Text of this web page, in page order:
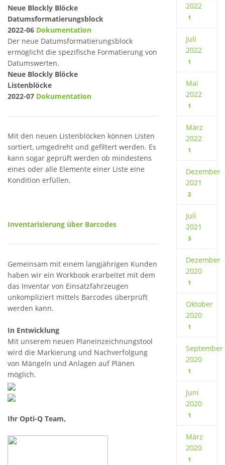
Neue Blockly Blöcke
Datumsformatierungsblock
2022-06 Dokumentation
Der neue Datumsformatierungsblock
ermöglicht die spezifische Formatierung von
Datumswerten.
Neue Blockly Blöcke
Listenblöcke
2022-07 Dokumentation
Mit den neuen Listenblöcken können Listen
sortiert, umgedreht und gefiltert werden. Es
kann sogar geprüft werden ob mindestens
eines oder alle Elemente einer Liste eine
Kondition erfüllen.
Inventarisierung über Barcodes
Gemeinsam mit einem langjährigen Kunden
haben wir ein Workbook erarbeitet mit dem
das Inventar von Einsatzfahrzeugen
unkompliziert mittels Barcodes überprüft
werden kann.
In Entwicklung
Mit unserem neuen Planeinzeichnungstool
wird die Markierung und Nachverfolgung
von Mängeln und Anlagen auf Plänen
möglich.
Ihr Opti-Q Team,
2022
1
Juli
2022
1
Mai
2022
1
März
2022
1
Dezember
2021
2
Juli
2021
3
Dezember
2020
1
Oktober
2020
1
September
2020
1
Juni
2020
1
März
2020
1